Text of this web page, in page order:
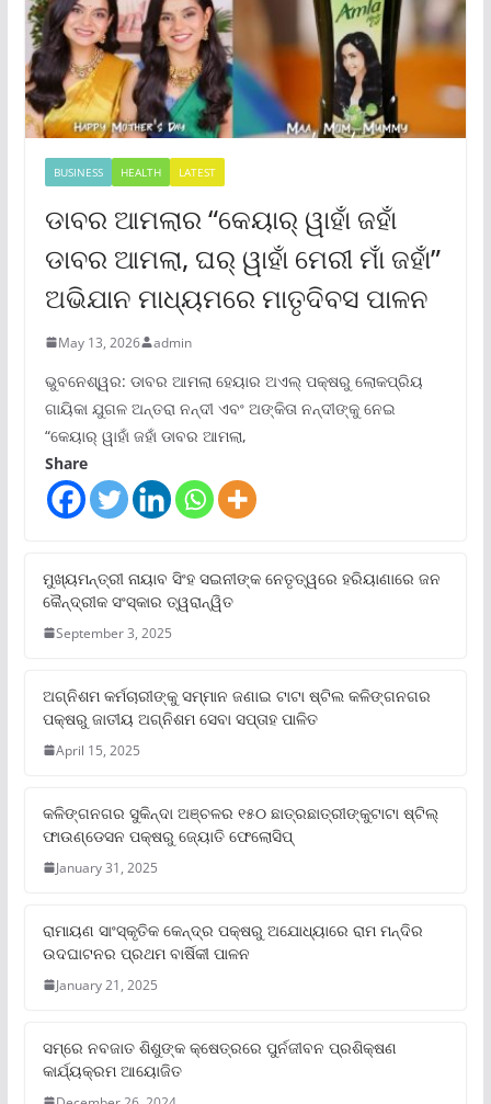
BUSINESS HEALTH LATEST
ଡାବର ଆମଲାର “କେୟାର୍ ୱାହାଁ ଜହାଁ
ଡାବର ଆମଲା, ଘର୍ ୱାହାଁ ମେରୀ ମାଁ ଜହାଁ”
ଅଭିଯାନ ମାଧ୍ୟମରେ ମାତୃଦିବସ ପାଳନ
May 13, 2026 admin
ଭୁବନେଶ୍ୱର: ଡାବର ଆମଲା ହେୟାର ଅଏଲ୍ ପକ୍ଷରୁ ଲୋକପ୍ରିୟ
ଗାୟିକା ଯୁଗଳ ଅନ୍ତରା ନନ୍ଦୀ ଏବଂ ଅଙ୍କିତା ନନ୍ଦୀଙ୍କୁ ନେଇ
“କେୟାର୍ ୱାହାଁ ଜହାଁ ଡାବର ଆମଲା,
Share
ମୁଖ୍ୟମନ୍ତ୍ରୀ ନାୟାବ ସିଂହ ସଇନୀଙ୍କ ନେତୃତ୍ୱରେ ହରିୟାଣାରେ ଜନ
କୈନ୍ଦ୍ରୀକ ସଂସ୍କାର ତ୍ୱରାନ୍ୱିତ
September 3, 2025
ଅଗ୍ନିଶମ କର୍ମଚାରୀଙ୍କୁ ସମ୍ମାନ ଜଣାଇ ଟାଟା ଷ୍ଟିଲ କଳିଙ୍ଗନଗର
ପକ୍ଷରୁ ଜାତୀୟ ଅଗ୍ନିଶମ ସେବା ସପ୍ତାହ ପାଳିତ
April 15, 2025
କଳିଙ୍ଗନଗର ସୁକିନ୍ଦା ଅଞ୍ଚଳର ୧୫୦ ଛାତ୍ରଛାତ୍ରୀଙ୍କୁଟାଟା ଷ୍ଟିଲ୍
ଫାଉଣ୍ଡେସନ ପକ୍ଷରୁ ଜ୍ୟୋତି ଫେଲୋସିପ୍‌
January 31, 2025
ରାମାୟଣ ସାଂସ୍କୃତିକ କେନ୍ଦ୍ର ପକ୍ଷରୁ ଅଯୋଧ୍ୟାରେ ରାମ ମନ୍ଦିର
ଉଦଘାଟନର ପ୍ରଥମ ବାର୍ଷିକୀ ପାଳନ
January 21, 2025
ସମ୍‌ରେ ନବଜାତ ଶିଶୁଙ୍କ କ୍ଷେତ୍ରରେ ପୁର୍ନଜୀବନ ପ୍ରଶିକ୍ଷଣ
କାର୍ଯ୍ୟକ୍ରମ ଆୟୋଜିତ